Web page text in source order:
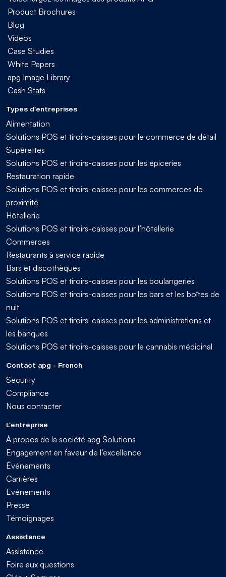
Product Brochures
Blog
Videos
Case Studies
White Papers
apg Image Library
Cash Stats
Types d'entreprises
Alimentation
Solutions POS et tiroirs-caisses pour le commerce de détail
Supérettes
Solutions POS et tiroirs-caisses pour les épiceries
Restauration rapide
Solutions POS et tiroirs-caisses pour les commerces de
proximité
Hôtellerie
Solutions POS et tiroirs-caisses pour l’hôtellerie
Commerces
Restaurants à service rapide
Bars et discothèques
Solutions POS et tiroirs-caisses pour les boulangeries
Solutions POS et tiroirs-caisses pour les bars et les boîtes de
nuit
Solutions POS et tiroirs-caisses pour les administrations et
les banques
Solutions POS et tiroirs-caisses pour le cannabis médicinal
Contact apg - French
Security
Compliance
Nous contacter
L'entreprise
À propos de la société apg Solutions
Engagement en faveur de l’excellence
Événements
Carrières
Evénements
Presse
Témoignages
Assistance
Assistance
Foire aux questions